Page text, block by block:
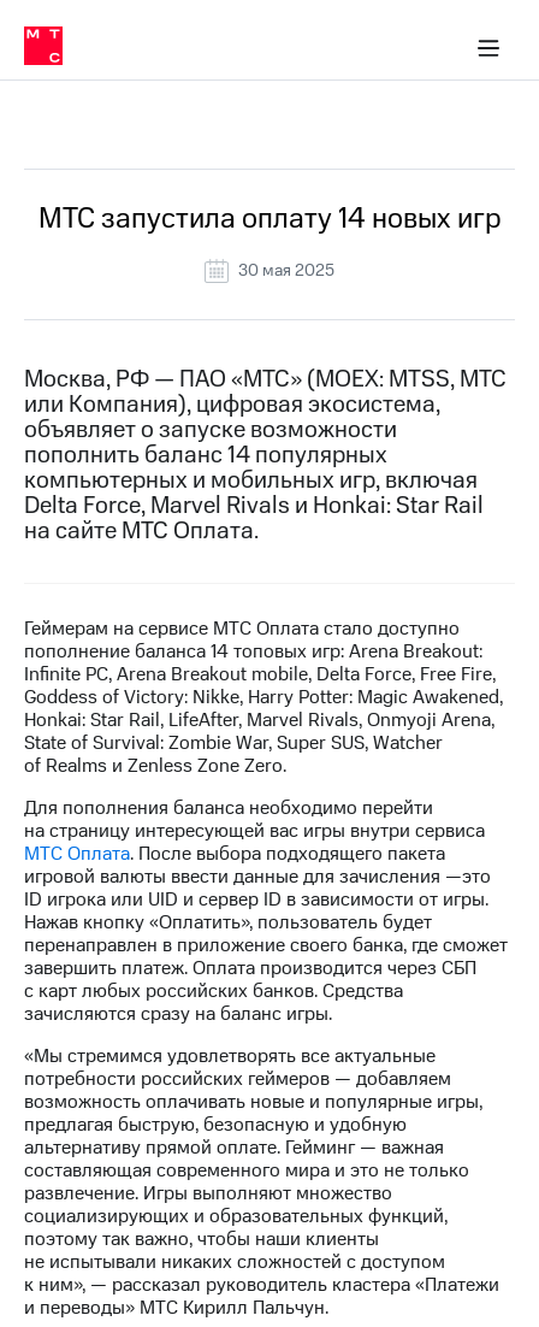
Медиа-центр
и акционерам
Устойчивое развитие
Комплаенс и деловая этика
компании
Карьера
История
региона
Правовая
информация
Контакты
Медиа-центр
Пресс-
релизы
Достижения
Интервью
Финансовая
отчетность
Контакты
Новости
в
регионе
и акционерам
Корпоративное
управление
секретарь
Раскрытие
информации
Информация
акционерам
Документы
ПАО
"МТС"
Собрания
акционеров
Личный
кабинет
в МТС
Пресс-
релизы
МТС запустила оплату 14 новых игр
30 мая 2025
Москва, РФ — ПАО «МТС» (MOEX: MTSS, МТС
или Компания), цифровая экосистема,
объявляет о запуске возможности
пополнить баланс 14 популярных
компьютерных и мобильных игр, включая
Delta Force, Marvel Rivals и Honkai: Star Rail
на сайте МТС Оплата.
Геймерам на сервисе МТС Оплата стало доступно
пополнение баланса 14 топовых игр: Arena Breakout:
Infinite PC, Arena Breakout mobile, Delta Force, Free Fire,
Goddess of Victory: Nikke, Harry Potter: Magic Awakened,
Honkai: Star Rail, LifeAfter, Marvel Rivals, Onmyoji Arena,
State of Survival: Zombie War, Super SUS, Watcher
of Realms и Zenless Zone Zero.
Для пополнения баланса необходимо перейти
на страницу интересующей вас игры внутри сервиса
МТС Оплата. После выбора подходящего пакета
игровой валюты ввести данные для зачисления —это
ID игрока или UID и сервер ID в зависимости от игры.
Нажав кнопку «Оплатить», пользователь будет
перенаправлен в приложение своего банка, где сможет
завершить платеж. Оплата производится через СБП
с карт любых российских банков. Средства
зачисляются сразу на баланс игры.
«Мы стремимся удовлетворять все актуальные
потребности российских геймеров — добавляем
возможность оплачивать новые и популярные игры,
предлагая быструю, безопасную и удобную
альтернативу прямой оплате. Гейминг — важная
составляющая современного мира и это не только
развлечение. Игры выполняют множество
социализирующих и образовательных функций,
поэтому так важно, чтобы наши клиенты
не испытывали никаких сложностей с доступом
к ним», — рассказал руководитель кластера «Платежи
и переводы» МТС Кирилл Пальчун.